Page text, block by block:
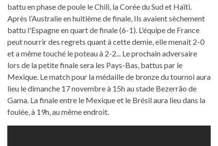
battu en phase de poule le Chili, la Corée du Sud et Haïti.
Après l’Australie en huitième de finale, Ils avaient sèchement
battu l'Espagne en quart de finale (6-1). L'équipe de France
peut nourrir des regrets quant à cette demie, elle menait 2-0
et a même touché le poteau à 2-2... Le prochain adversaire
lors de la petite finale sera les Pays-Bas, battus par le
Mexique. Le match pour la médaille de bronze du tournoi aura
lieu le dimanche 17 novembre à 15h au stade Bezerrão de
Gama. La finale entre le Mexique et le Brésil aura lieu dans la
foulée, à 19h, au même endroit.